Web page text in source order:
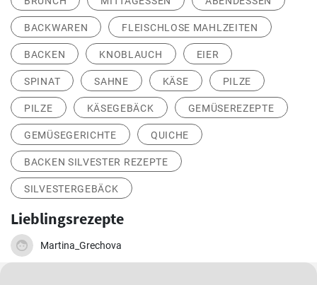
BACKWAREN FLEISCHLOSE MAHLZEITEN
BACKEN KNOBLAUCH EIER
SPINAT SAHNE KÄSE PILZE
PILZE KÄSEGEBÄCK GEMÜSEREZEPTE
GEMÜSEGERICHTE QUICHE
BACKEN SILVESTER REZEPTE
SILVESTERGEBÄCK
Lieblingsrezepte
Martina_Grechova